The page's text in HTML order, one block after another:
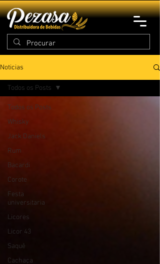
Noticias
Todos os Posts
Whisky
Jack Daniels
Rum
Bacardi
Corote
Festa
universitaria
Licores
Licor 43
Saquê
Cachaça
Todos os Posts